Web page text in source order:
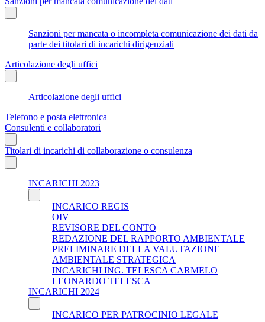
Sanzioni per mancata o incompleta comunicazione dei dati da
parte dei titolari di incarichi dirigenziali
Articolazione degli uffici
Articolazione degli uffici
Telefono e posta elettronica
Consulenti e collaboratori
Titolari di incarichi di collaborazione o consulenza
INCARICHI 2023
INCARICO REGIS
OIV
REVISORE DEL CONTO
REDAZIONE DEL RAPPORTO AMBIENTALE
PRELIMINARE DELLA VALUTAZIONE
AMBIENTALE STRATEGICA
INCARICHI ING. TELESCA CARMELO
LEONARDO TELESCA
INCARICHI 2024
INCARICO PER PATROCINIO LEGALE